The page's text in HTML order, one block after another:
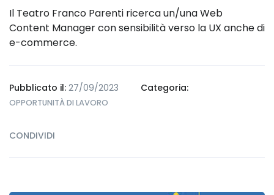
Il Teatro Franco Parenti ricerca un/una Web
Content Manager con sensibilità verso la UX anche di
e-commerce.
Pubblicato il: 27/09/2023 Categoria:
OPPORTUNITÀ DI LAVORO
CONDIVIDI